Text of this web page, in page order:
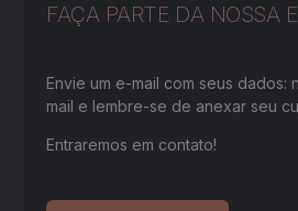
FAÇA PARTE DA NOSSA
Envie um e-mail com seus dados:
mail e lembre-se de anexar seu
Entraremos em contato!